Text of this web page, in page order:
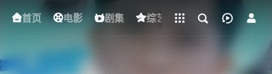
首页 电影 剧集 综艺 动漫 短剧
下载客户端